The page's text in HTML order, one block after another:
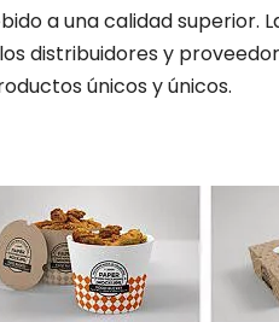
a una calidad superior.
distribuidores y
únicos y únicos.